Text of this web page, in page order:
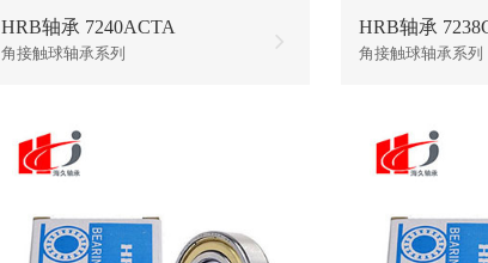
HRB轴承 7240ACTA
角接触球轴承系列
HRB轴承
角接触球轴承系列